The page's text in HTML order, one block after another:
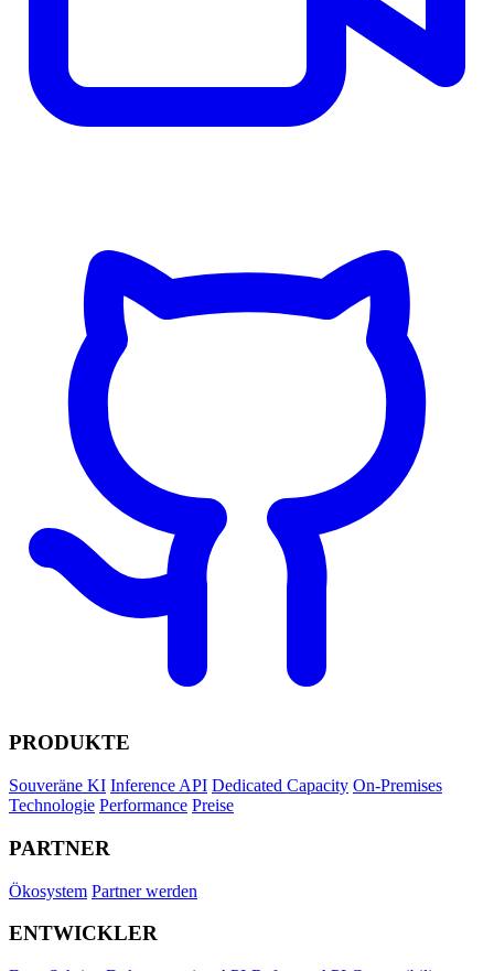
PRODUKTE
Souveräne KI Inference API Dedicated Capacity On-Premises
Technologie Performance Preise
PARTNER
Ökosystem Partner werden
ENTWICKLER